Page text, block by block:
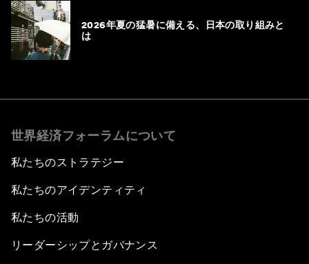
2026年夏の猛暑に備える、日本の取り組みと
は
世界経済フォーラムについて
私たちのストラテジー
私たちのアイデンティティ
私たちの活動
リーダーシップとガバナンス